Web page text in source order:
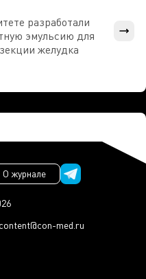
разработали
эмульсию для
желудка
content@con-med.ru
О журнале